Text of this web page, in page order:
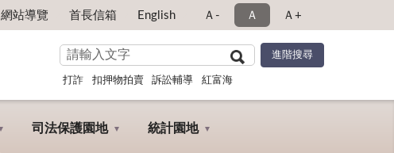
網站導覽 首長信箱 English Ａ- Ａ Ａ+
打詐 扣押物拍賣 訴訟輔導 紅富海
司法保護園地 統計園地